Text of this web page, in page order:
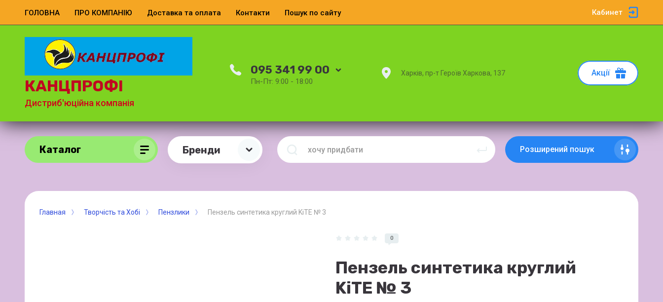
ГОЛОВНА ПРО КОМПАНІЮ Доставка та оплата Контакти Пошук по сайту Кабинет
КАНЦПРОФІ
Дистриб'юційна компанія
095 341 99 00
Пн-Пт: 9:00 - 18:00
Харків, пр-т Героїв Харкова, 137 Акції
Каталог Бренди Розширений пошук
Главная Творчість та Хобі Пензлики Пензель синтетика круглий KiTE № 3
0
Пензель синтетика круглий
KiTE № 3